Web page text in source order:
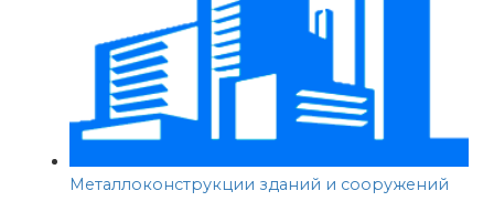
Металлоконструкции зданий и сооружений